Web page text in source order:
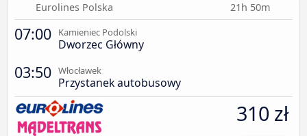
Eurolines Polska 21h 50m
07:00 Kamieniec Podolski
Dworzec Główny
03:50 Włocławek
Przystanek autobusowy
310 zł